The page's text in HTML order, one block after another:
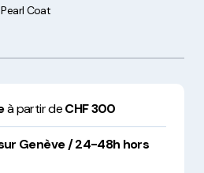
Coat
à partir deCHF 300
Genève / 24-48h hors